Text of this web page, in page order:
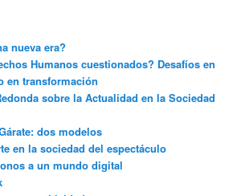
nueva era?
Humanos cuestionados? Desafíos en
en transformación
sobre la Actualidad en la Sociedad
dos modelos
en la sociedad del espectáculo
a un mundo digital